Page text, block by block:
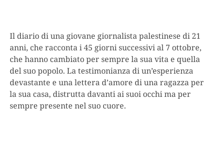
Il diario di una giovane giornalista palestinese di 21
anni, che racconta i 45 giorni successivi al 7 ottobre,
che hanno cambiato per sempre la sua vita e quella
del suo popolo. La testimonianza di un’esperienza
devastante e una lettera d’amore di una ragazza per
la sua casa, distrutta davanti ai suoi occhi ma per
sempre presente nel suo cuore.